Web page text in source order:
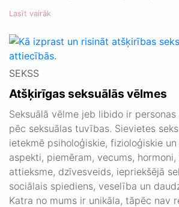
Lasīt vairāk
SEKSS
Atšķirīgas seksuālās vēlmes
Seksuālā vēlme jeb libido ir
pēc seksuālas tuvības. Sievietes
ietekmē psiholoģiskie, fizioloģiskie
aspekti, piemēram, vecums, hormoni,
attieksme, dzīvesveids, iepriekšējā
sociālais spiediens, veselība un
Katra no mums ir unikāla, tāpēc nav